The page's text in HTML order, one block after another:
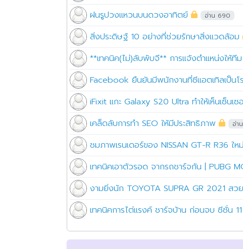
ฝนรูปวงแหวนบนดวงอาทิตย์ อ่าน 690
สิ่งประดิษฐ์ 10 อย่างที่ช่วยรักษาสิ่งแวดล้อม
**เทคนิค(ไม่)ลับพับจี** การแจ้งตำแหน่งให้ที
Facebook ยืนยันมีพนักงานที่ซีแอตเทิลเป็น
iFixit แกะ Galaxy S20 Ultra ทำให้เห็นเซ็น
เคล็ดลับการทำ SEO ให้มีประสิทธิภาพ อ่า
ชมภาพเรนเดอร์ของ NISSAN GT-R R36 ใ
เทคนิคเอาตัวรอด จากรถชาร์จกัน | PUBG
งามยิ่งนัก TOYOTA SUPRA GR 2021 สว
เทคนิคการไต่แรงค์ ชาร์จบ้าน ก่อนจบ ซีซั่น